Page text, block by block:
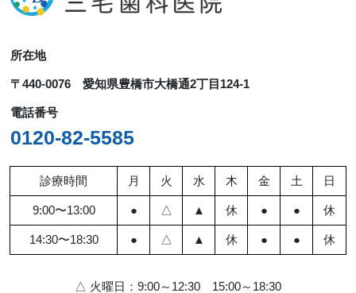
ブ
所在地
〒440-0076 愛知県豊橋市大橋通2丁目124-1
電話番号
0120-82-5585
診療時間 月 火 水 木 金 土 日
9:00〜13:00 ● △ ▲ 休 ● ● 休
14:30〜18:30 ● △ ▲ 休 ● ● 休
△ 火曜日：9:00～12:30 15:00～18:30